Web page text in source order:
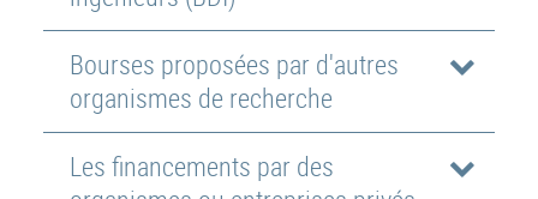
Bourses proposées par d'autres
organismes de recherche
Les financements par des